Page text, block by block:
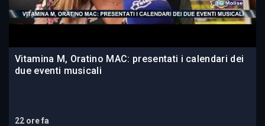
Vitamina M, Oratino MAC: presentati i calendari dei
due eventi musicali
22 ore fa